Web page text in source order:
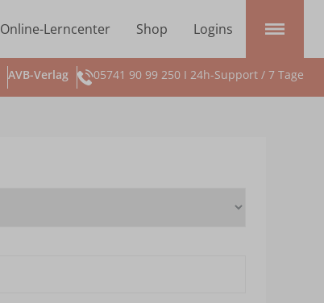
Online-Lerncenter Shop Logins
AVB-Verlag 05741 90 99 250 I 24h-Support / 7 Tage